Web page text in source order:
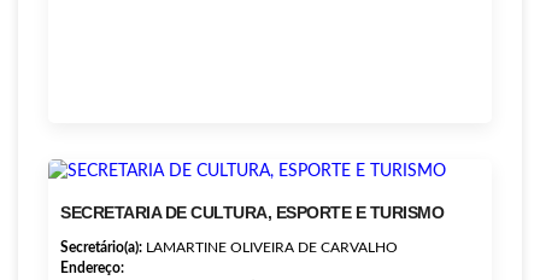
SECRETARIA DE CULTURA, ESPORTE E TURISMO
Secretário(a):
LAMARTINE OLIVEIRA DE CARVALHO
Endereço: